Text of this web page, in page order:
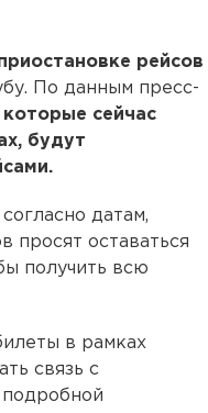
рейсов
По данным пресс-
сейчас
будут
датам,
просят оставаться
получить всю
в рамках
связь с